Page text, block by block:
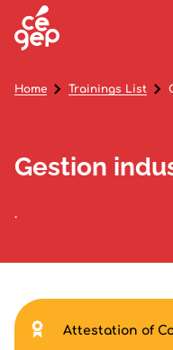
Gestion
.
Home Trainings List
Attestation of